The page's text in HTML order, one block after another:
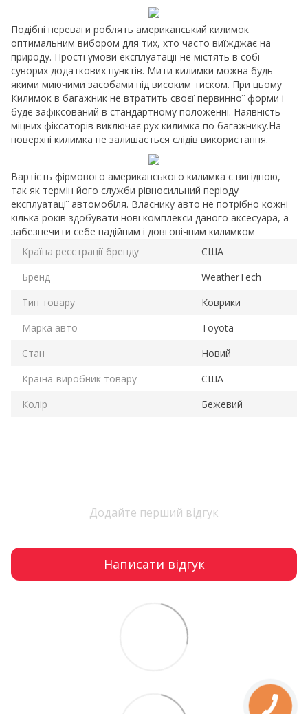
Подібні переваги роблять американський килимок
оптимальним вибором для тих, хто часто виїжджає на
природу. Прості умови експлуатації не містять в собі
суворих додаткових пунктів. Мити килимки можна будь-
якими миючими засобами під високим тиском. При цьому
Килимок в багажник не втратить своєї первинної форми і
буде зафіксований в стандартному положенні. Наявність
міцних фіксаторів виключає рух килимка по багажнику.На
поверхні килимка не залишається слідів використання.
Вартість фірмового американського килимка є вигідною,
так як термін його служби рівносильний періоду
експлуатації автомобіля. Власнику авто не потрібно кожні
кілька років здобувати нові комплекси даного аксесуара, а
забезпечити себе надійним і довговічним килимком
Країна реєстрації бренду
США
Бренд
WeatherTech
Тип товару
Коврики
Марка авто
Toyota
Стан
Новий
Країна-виробник товару
США
Колір
Бежевий
Додайте перший відгук
Написати відгук